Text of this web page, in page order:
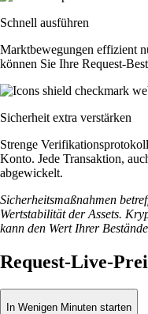
Schnell ausführen
Marktbewegungen effizient
können Sie Ihre Request-
Sicherheit extra verstärken
Strenge
Konto. Jede Transaktion,
abgewickelt.
Sicherheitsmaßnahmen
Wertstabilität der Assets.
kann den Wert Ihrer
Request-Live-
In Wenigen Minuten starten